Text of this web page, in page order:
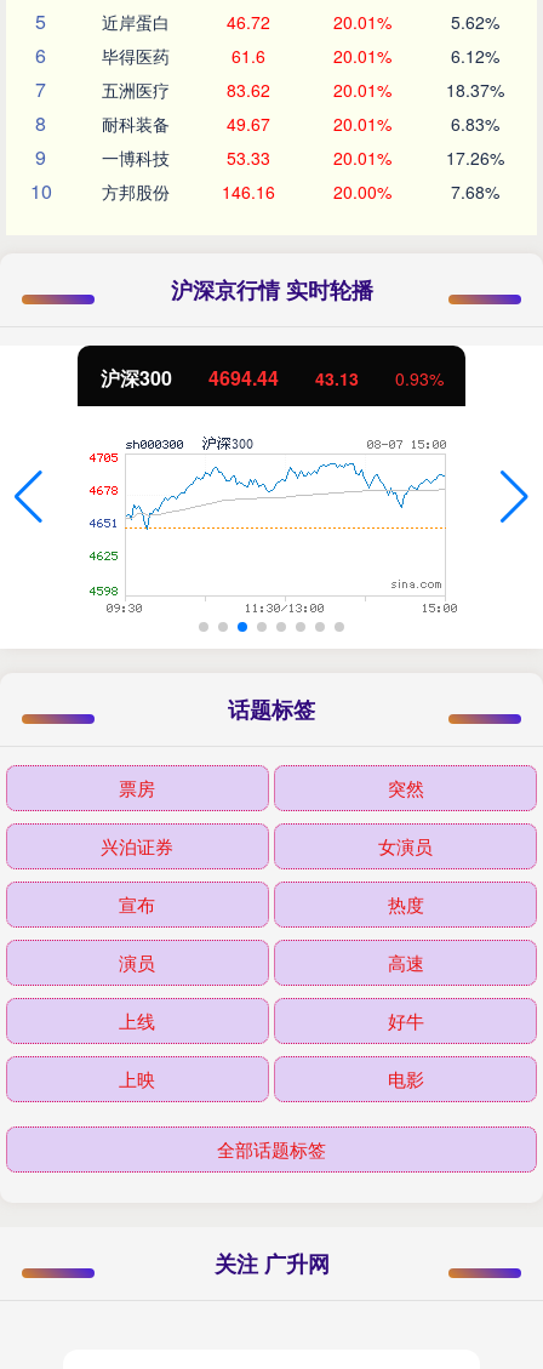
5 近岸蛋白 46.72 20.01% 5.62%
6 毕得医药 61.6 20.01% 6.12%
7 五洲医疗 83.62 20.01% 18.37%
8 耐科装备 49.67 20.01% 6.83%
9 一博科技 53.33 20.01% 17.26%
10 方邦股份 146.16 20.00% 7.68%
沪深京行情 实时轮播
沪深300 4694.44 43.13 0.93%
话题标签
票房 突然
兴泊证券 女演员
宣布 热度
演员 高速
上线 好牛
上映 电影
全部话题标签
关注 广升网